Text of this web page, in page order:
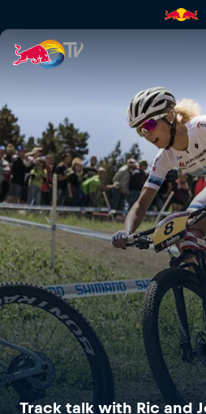
Track talk with
Track talk with Ric and